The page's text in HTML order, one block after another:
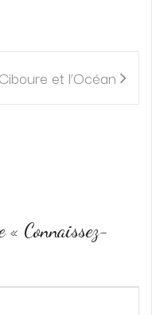
Ciboure et l’Océan
« Connaissez-